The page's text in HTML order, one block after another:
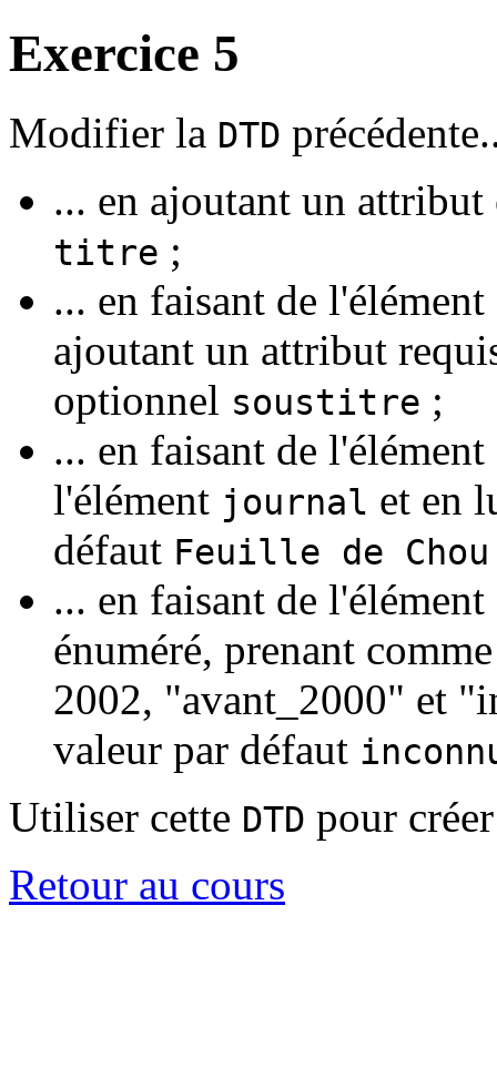
Exercice 5
Modifier la DTD
... en ajoutant un
titre ;
... en faisant de l'élément
ajoutant un attribut
optionnel soustitre ;
... en faisant de l'élément
l'élément journal et en
défaut Feuille de Chou
... en faisant de l'élément
énuméré, prenant
2002, "avant_2000" et
valeur par défaut
Utiliser cette DTD pour
Retour au cours